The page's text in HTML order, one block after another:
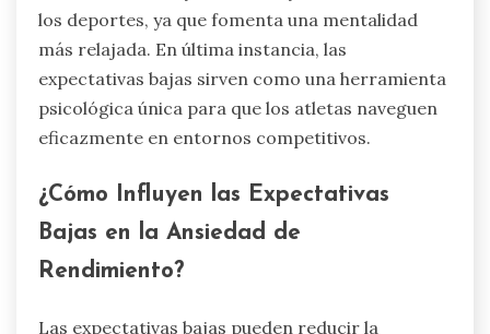
los deportes, ya que fomenta una mentalidad
más relajada. En última instancia, las
expectativas bajas sirven como una herramienta
psicológica única para que los atletas naveguen
eficazmente en entornos competitivos.
¿Cómo Influyen las Expectativas
Bajas en la Ansiedad de
Rendimiento?
Las expectativas bajas pueden reducir la